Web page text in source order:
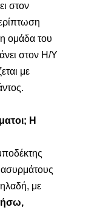
στον
ομάδα του
στον Η/Υ
με
Η
με